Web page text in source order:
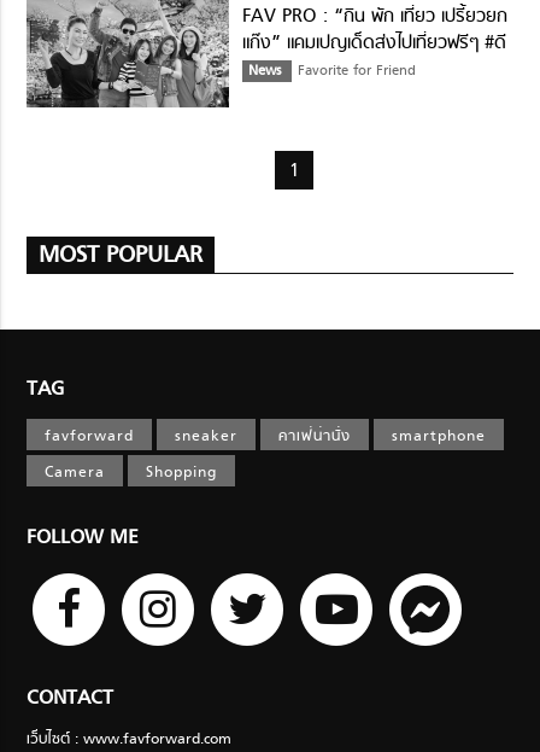
FAV PRO : “กิน พัก เที่ยว เปรี้ยวยก
แก๊ง” แคมเปญเด็ดส่งไปเที่ยวฟรีๆ #ดี
ต่อใจ
News Favorite for Friend
1
MOST POPULAR
TAG
favforward sneaker คาเฟ่น่านั่ง
smartphone
Camera
Shopping
FOLLOW ME
CONTACT
เว็บไซต์ : www.favforward.com